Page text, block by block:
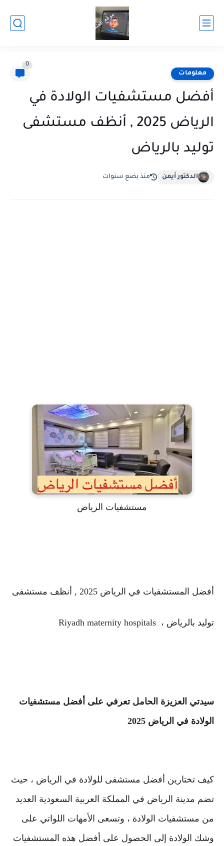
معلومات
0
أفضل مستشفيات الولادة في
الرياض 2025 , أنظف مستشفى
توليد بالرياض
الدكتور أيمن منذ بضع سنوات
مستشفيات الرياض
أفضل المستشفيات في الرياض 2025 , أنظف مستشفى
توليد بالرياض ، Riyadh maternity hospitals
سيدتي العزيزة الحامل تعرفي على أفضل مستشفيات
الولادة في الرياض 2025
كيف تختارين أفضل مستشفى للولادة في الرياض ، حيث
تضم مدينة الرياض في المملكة العربية السعودية العديد
من مستشفيات الولادة ، وتسعى الأمهات اللواتي على
وشك الولادة إلى الحصول على أفضل هذه المستشفيات